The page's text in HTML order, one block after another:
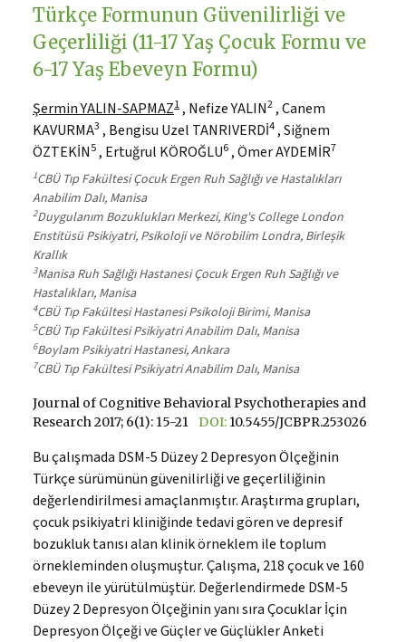
Türkçe Formunun Güvenilirliği ve
Geçerliliği (11-17 Yaş Çocuk Formu ve
6-17 Yaş Ebeveyn Formu)
Şermin YALIN-SAPMAZ1 , Nefize YALIN2 , Canem
KAVURMA3 , Bengisu Uzel TANRIVERDİ4 , Siğnem
ÖZTEKİN5 , Ertuğrul KÖROĞLU6 , Ömer AYDEMİR7
1CBÜ Tıp Fakültesi Çocuk Ergen Ruh Sağlığı ve Hastalıkları
Anabilim Dalı, Manisa
2Duygulanım Bozuklukları Merkezi, King's College London
Enstitüsü Psikiyatri, Psikoloji ve Nörobilim Londra, Birleşik
Krallık
3Manisa Ruh Sağlığı Hastanesi Çocuk Ergen Ruh Sağlığı ve
Hastalıkları, Manisa
4CBÜ Tıp Fakültesi Hastanesi Psikoloji Birimi, Manisa
5CBÜ Tıp Fakültesi Psikiyatri Anabilim Dalı, Manisa
6Boylam Psikiyatri Hastanesi, Ankara
7CBÜ Tıp Fakültesi Psikiyatri Anabilim Dalı, Manisa
Journal of Cognitive Behavioral Psychotherapies and
Research 2017; 6(1): 15-21
DOI: 10.5455/JCBPR.253026
Bu çalışmada DSM-5 Düzey 2 Depresyon Ölçeğinin
Türkçe sürümünün güvenilirliği ve geçerliliğinin
değerlendirilmesi amaçlanmıştır. Araştırma grupları,
çocuk psikiyatri kliniğinde tedavi gören ve depresif
bozukluk tanısı alan klinik örneklem ile toplum
örnekleminden oluşmuştur. Çalışma, 218 çocuk ve 160
ebeveyn ile yürütülmüştür. Değerlendirmede DSM-5
Düzey 2 Depresyon Ölçeğinin yanı sıra Çocuklar İçin
Depresyon Ölçeği ve Güçler ve Güçlükler Anketi